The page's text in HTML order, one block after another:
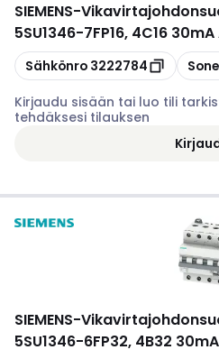
SIEMENS-
5SU1346-7FP16, 4C16 30mA
Kopioi
Sähkönro 3222784 Kopioi
Kirjaudu sisään tai luo tili
tehdäksesi tilauksen
SIEMENS-
5SU1346-6FP32, 4B32